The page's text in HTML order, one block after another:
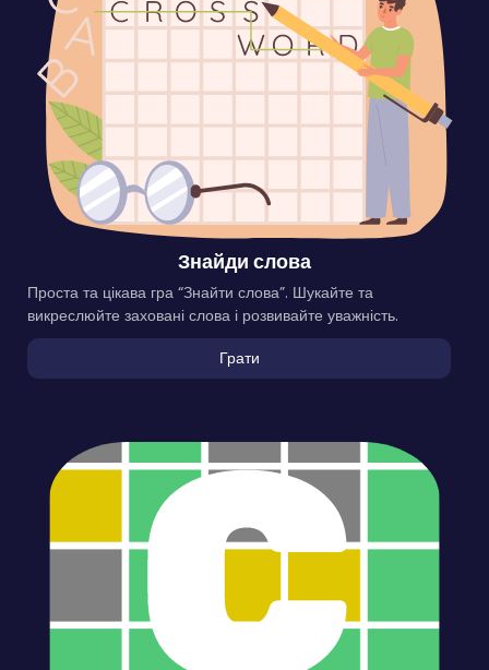
Знайди слова
Проста та цікава гра “Знайти слова”. Шукайте та
викреслюйте заховані слова і розвивайте уважність.
Грати